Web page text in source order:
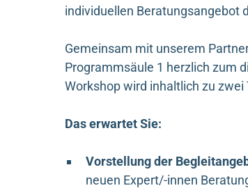
individuellen Beratungsangebot
Gemeinsam mit unserem
Programmsäule 1 herzlich zum
Workshop wird inhaltlich zu
Das erwartet Sie:
Vorstellung der
neuen Expert/-innen